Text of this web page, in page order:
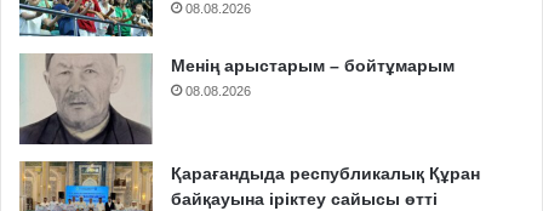
08.08.2026
Менің арыстарым – бойтұмарым
08.08.2026
Қарағандыда республикалық Құран
байқауына іріктеу сайысы өтті